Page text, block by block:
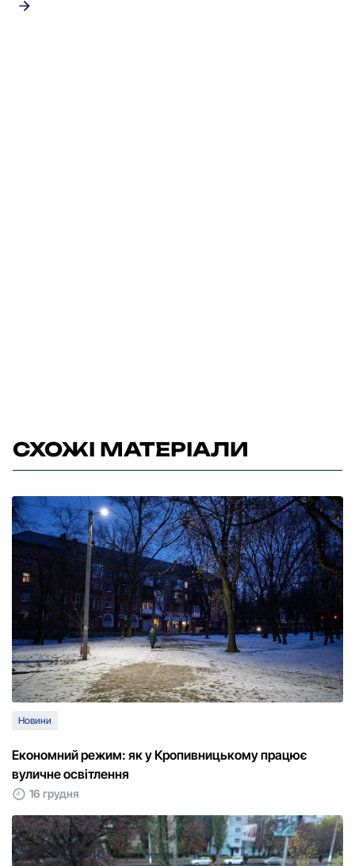
СХОЖІ МАТЕРІАЛИ
Новини
Економний режим: як у Кропивницькому працює
вуличне освітлення
16 грудня